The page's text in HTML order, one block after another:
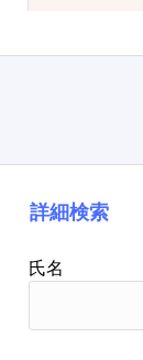
詳細検索
氏名